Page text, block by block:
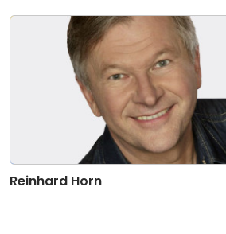
Reinhard Horn